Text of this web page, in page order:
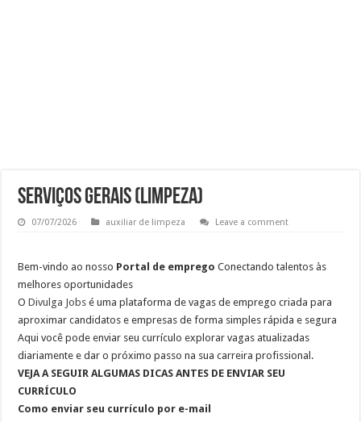
SERVIÇOS GERAIS (LIMPEZA)
07/07/2026 auxiliar de limpeza Leave a comment
Bem-vindo ao nosso Portal de emprego Conectando talentos às
melhores oportunidades
ODivulga Jobs é uma plataforma de vagas de emprego criada para
aproximar candidatos e empresas de forma simples rápida e segura
Aqui você pode enviar seu currículo explorar vagas atualizadas
diariamente e dar o próximo passo na sua carreira profissional.
VEJA A SEGUIR ALGUMAS DICAS ANTES DE ENVIAR SEU
CURRÍCULO
Como enviar seu currículo por e-mail